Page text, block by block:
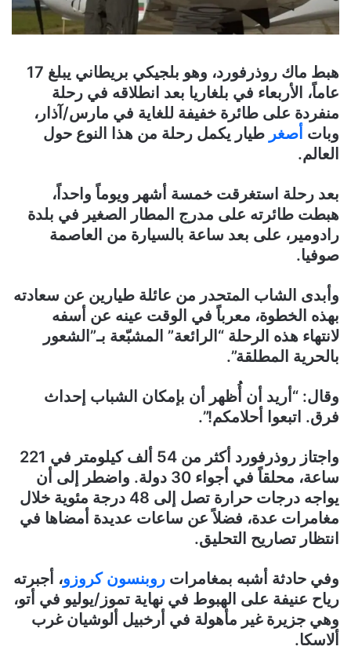
هبط ماك روذرفورد، وهو بلجيكي بريطاني يبلغ 17
عاماً، الأربعاء في بلغاريا بعد انطلاقه في رحلة
منفردة على طائرة خفيفة للغاية في مارس/آذار،
وبات أصغر طيار يكمل رحلة من هذا النوع حول
العالم.
بعد رحلة استغرقت خمسة أشهر ويوماً واحداً،
هبطت طائرته على مدرج المطار الصغير في بلدة
رادومير، على بعد ساعة بالسيارة من العاصمة
صوفيا.
وأبدى الشاب المتحدر من عائلة طيارين عن سعادته
بهذه الخطوة، معرباً في الوقت عينه عن أسفه
لانتهاء هذه الرحلة “الرائعة” المشبّعة بـ”الشعور
بالحرية المطلقة”.
وقال: “أريد أن أُظهر أن بإمكان الشباب إحداث
فرق. اتبعوا أحلامكم!”.
واجتاز روذرفورد أكثر من 54 ألف كيلومتر في 221
ساعة، محلقاً في أجواء 30 دولة. واضطر إلى أن
يواجه درجات حرارة تصل إلى 48 درجة مئوية خلال
مغامرات عدة، فضلاً عن ساعات عديدة أمضاها في
انتظار تصاريح التحليق.
وفي حادثة أشبه بمغامرات روبنسون كروزو، أجبرته
رياح عنيفة على الهبوط في نهاية تموز/يوليو في أتو،
وهي جزيرة غير مأهولة في أرخبيل ألوشيان غرب
ألاسكا.